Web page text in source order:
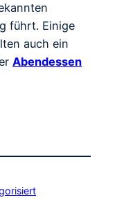
führt. Einige
auch ein
Abendessen